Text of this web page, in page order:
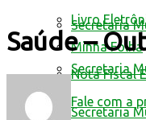
Livro
Minha Folha
Nota Fiscal
Fale com a
Secretaria
Secretaria
Secretaria
Saúde –